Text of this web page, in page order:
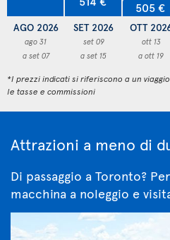
AGO 2026
ago 31
a set 07
SET 2026
set 09
a set 15
505 €
OTT
ott 13
a ott 19
*I prezzi indicati si riferiscono a un
le tasse e commissioni
Attrazioni a meno di
Di passaggio a Toronto?
macchina a noleggio e